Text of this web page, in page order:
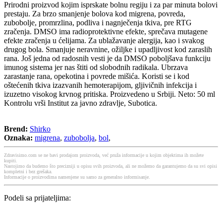
Prirodni proizvod kojim isprskate bolnu regiju i za par minuta bolovi
prestaju. Za brzo smanjenje bolova kod migrena, povreda,
zubobolje, promrzlina, podliva i nagnječenja tkiva, pre RTG
zračenja. DMSO ima radioprotektivne efekte, sprečava mutagene
efekte zračenja u ćelijama. Za ublažavanje alergija, kao i svakog
drugog bola. Smanjuje neravnine, ožiljke i upadljivost kod zaraslih
rana. Još jedna od radosnih vesti je da DMSO poboljšava funkciju
imunog sistema jer nas štiti od slobodnih radikala. Ubrzava
zarastanje rana, opekotina i povrede mišića. Koristi se i kod
oštećenih tkiva izazvanih hemoterapijom, gljivičnih infekcija i
izuzetno visokog krvnog pritiska. Proizvedeno u Srbiji. Neto: 50 ml
Kontrolu vrši Institut za javno zdravlje, Subotica.
Brend: Shirko
Oznaka: migrena, zubobolja, bol,
Zdravisimo.com se ne bavi prodajom proizvoda, već pruža informacije u kojim objektima ih možete
kupiti.
Nastojimo da budemo što precizniji u opisu svih proizvoda, ali ne možemo da garantujemo da su svi opisi
kompletni i bez grešaka.
Informacije o proizvodima namenjene su samo za generalno informisanje.
Podeli sa prijateljima: